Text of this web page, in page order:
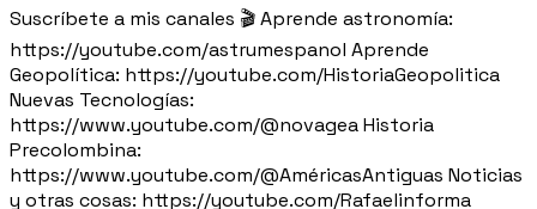
Suscríbete a mis canales 🎬 Aprende astronomía:
https://youtube.com/astrumespanol Aprende
Geopolítica: https://youtube.com/HistoriaGeopolitica
Nuevas Tecnologías:
https://www.youtube.com/@novagea Historia
Precolombina:
https://www.youtube.com/@AméricasAntiguas Noticias
y otras cosas: https://youtube.com/Rafaelinforma